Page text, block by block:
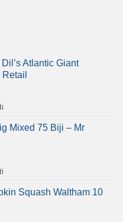
Atlantic Giant
Mixed 75 Biji – Mr
Squash Waltham 10